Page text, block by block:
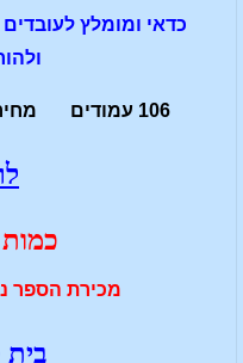
כדאי ומומלץ
106 עמודים מחירו: 95 ש"ח הוצאת הרדוף
כמות
מכירת הספר